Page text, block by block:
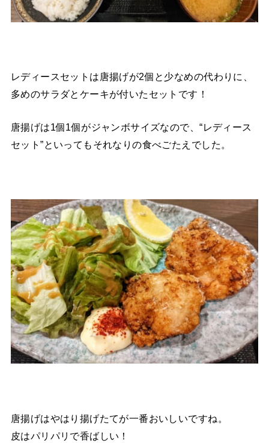
レディースセットは唐揚げが2個と少なめの代わりに、
多めのサラダとケーキが付いたセットです！
唐揚げは1個1個がジャンボサイズなので、“レディース
セット”といってもそれなりの食べごたえでした。
唐揚げはやはり揚げたてが一番おいしいですね。
皮はパリパリで香ばしい！